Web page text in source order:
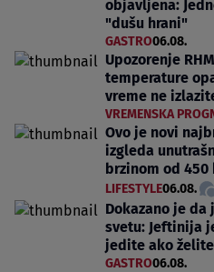
objavljena:
"dušu hrani"
GASTRO06.08.
Upozorenje
temperature
vreme ne
VREMENSKA
Ovo je novi
izgleda
brzinom od
LIFESTYLE06.08.
Dokazano je
svetu: Jeftinija
jedite ako
GASTRO06.08.